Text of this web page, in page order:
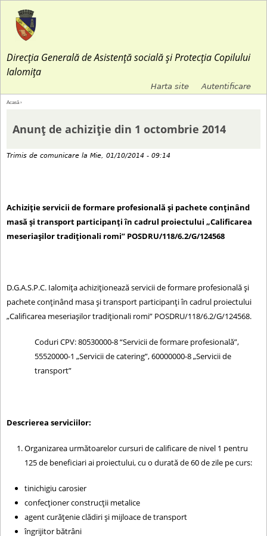
Direcția Generală de Asistență socială și Protecția Copilului
Ialomița
e
n
u
l
u
r
t
Harta site Autentificare
i
i
Acasă ›
Anunț de achiziție din 1 octombrie 2014
Trimis de comunicare la Mie, 01/10/2014 - 09:14
Achiziţie servicii de formare profesională şi pachete conţinând
masă și transport participanţi în cadrul proiectului „Calificarea
meseriașilor tradiționali romi” POSDRU/118/6.2/G/124568
D.G.A.S.P.C. Ialomiţa achiziţionează servicii de formare profesională şi
pachete conţinând masa și transport participanţi în cadrul proiectului
„Calificarea meseriașilor tradiționali romi” POSDRU/118/6.2/G/124568.
Coduri CPV: 80530000-8 “Servicii de formare profesională”,
55520000-1 „Servicii de catering”, 60000000-8 „Servicii de
transport”
Descrierea serviciilor:
Organizarea următoarelor cursuri de calificare de nivel 1 pentru
125 de beneficiari ai proiectului, cu o durată de 60 de zile pe curs:
tinichigiu carosier
confecţioner construcţii metalice
agent curăţenie clădiri şi mijloace de transport
îngrijitor bătrâni